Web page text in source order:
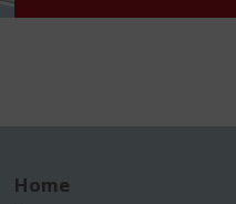
Home